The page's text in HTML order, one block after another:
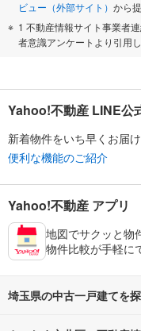
ビュー（外部サイト） から
1 不動産情報サイト事業者
者意識アンケートより引用し
Yahoo!不動産 LINE公
新着物件をいち早くお届け
便利な機能のご紹介
Yahoo!不動産 アプリ
地図でサクッと物
物件比較が手軽に
埼玉県の中古一戸建てを